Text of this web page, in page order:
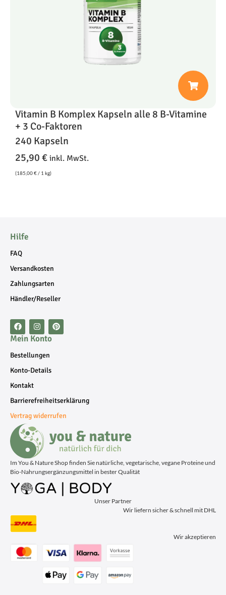
Vitamin B Komplex Kapseln alle 8 B-Vitamine
+ 3 Co-Faktoren
240 Kapseln
25,90 € inkl. MwSt.
(185,00€/ 1 kg)
Hilfe
FAQ
Versandkosten
Zahlungsarten
Händler/Reseller
Mein Konto
Bestellungen
Konto-Details
Kontakt
Barrierefreiheitserklärung
Vertrag widerrufen
Im You & Nature Shop finden Sie natürliche, vegetarische, vegane Proteine und
Bio-Nahrungsergänzungsmittel in bester Qualität
Unser Partner
Wir liefern sicher & schnell mit DHL
Wir akzeptieren